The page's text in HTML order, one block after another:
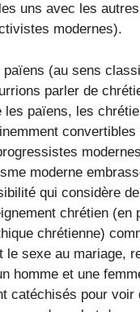
uns avec les
modernes).
(au sens
parler de
les païens, les
convertibles
moderne
qui considère
chrétien (en
chrétienne)
le sexe au mariage,
homme et une
catéchisés pour voir